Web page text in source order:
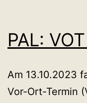
PAL:
Am 13.10.2023
Vor-Ort-Termin